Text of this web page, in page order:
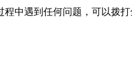
中遇到任何问题，可以拨打